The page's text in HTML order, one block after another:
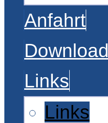
Anfahrt
Download
Links
Links